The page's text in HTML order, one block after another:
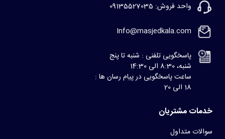
واحد فروش: 09135527035
Info@masjedkala.com
پاسخگویی تلفنی : شنبه تا پنج
شنبه، 8:30 الی 14:30
ساعت پاسخگویی در پیام رسان ها :
18 الی 20
خدمات مشتریان
سوالات متداول